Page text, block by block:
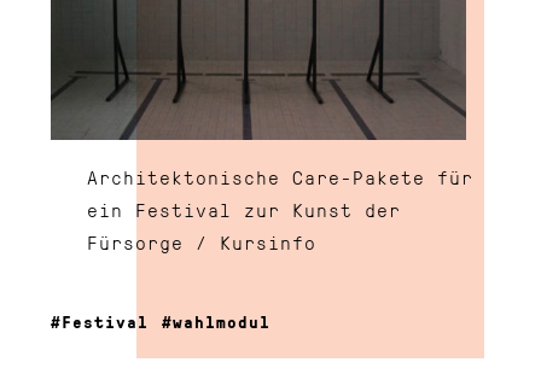
Architektonische Care-Pakete für
ein Festival zur Kunst der
Fürsorge / Kursinfo
Festival wahlmodul